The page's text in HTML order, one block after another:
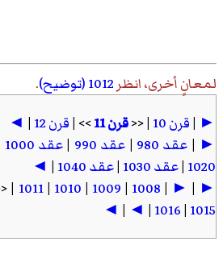
لمعانٍ أخرى، انظر 1012 (توضيح)
.
►
|قرن 10 | <<قرن 11 >> |قرن 12 |
◄
►
| عقد 980 | عقد 990 |عقد 1000
1020
|عقد 1030 |عقد 1040 |
◄
►
|
►
|
1008
|
1009
|
1010
|
1011
1015
|
1016
|
◄
|
◄